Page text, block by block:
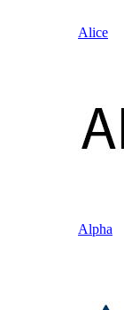
Alice
Alpha